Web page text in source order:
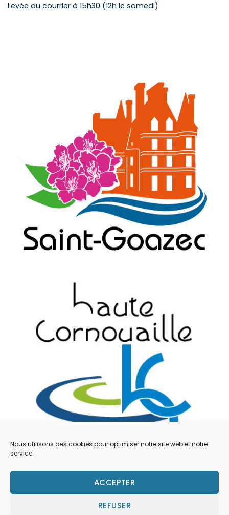
Nous utilisons des cookies pour optimiser notre site web et notre
service.
ACCEPTER
REFUSER
Levée du courrier à 15h30 (12h le samedi)